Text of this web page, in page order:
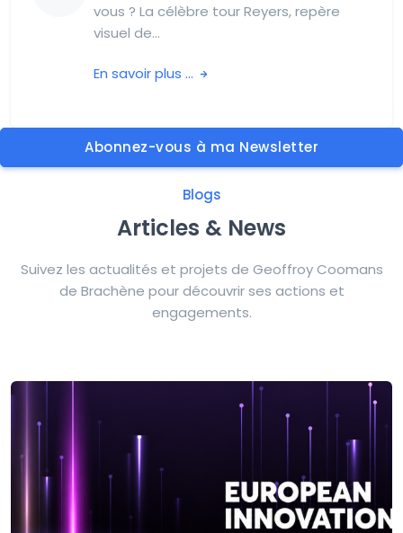
vous ? La célèbre tour Reyers, repère
visuel de...
En savoir plus ...
Abonnez-vous à ma Newsletter
Blogs
Articles & News
Suivez les actualités et projets de Geoffroy Coomans
de Brachène pour découvrir ses actions et
engagements.